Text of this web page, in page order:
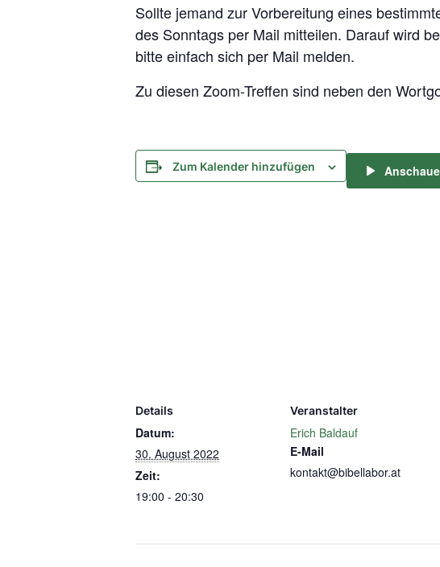
Sollte jemand zur Vorbereitung eines
des Sonntags per Mail mitteilen. Darauf wird
bitte einfach sich per Mail melden.
Zu diesen Zoom-Treffen sind neben den
Zum Kalender hinzufügen
Details
Datum:
30. August 2022
Zeit:
19:00 - 20:30
Veranstalter
Erich Baldauf
E-Mail
kontakt@bibellabor.at